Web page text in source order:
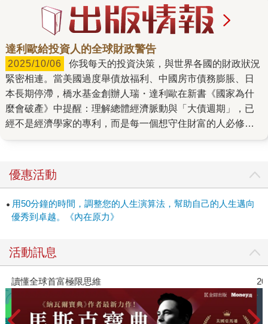
達利歐給投資人的全球財政警告
2025/10/06
緊密相連。當美國過度舉債放福利、中國房市債務膨脹、日
本長期停滯，橋水基金創辦人瑞・達利歐在新書《國家為什
麼會破產》中提醒：理解總體經濟脈動與「大債週期」，已
經不是經濟學家的專利，而是每一個想守住財富的人必修的
興，也會因為債務而衰。當利率低、信貸快速擴張時，經濟
繁榮看似無限，但同時債務雪球越滾越大。最終資產泡沫破
裂、信貸收縮，國家必須面對痛苦的去槓桿化──這就是「大
債週期」不可避免的經濟下行階段。 日本：觸底同時原地踏
鬆貨幣拖延，結果是一場長達三十年的停滯。即便今天，雖
待真正的轉機。 中國：繁榮後的負擔 中國近年的債務累
積，尤其是地方政府與房地產部門，已成為潛在炸彈。表面
上，央行透過維持流動性避免系統性崩潰，但週期規律顯
優惠活動
用50分鐘的時間，調整您的人生演算法，幫助自己的人生邁向
優秀到卓越。《內在原力》
活動訊息
讀懂全球首富極限思維